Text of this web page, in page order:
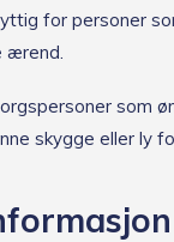
for personer
ærend.
som
skygge eller ly